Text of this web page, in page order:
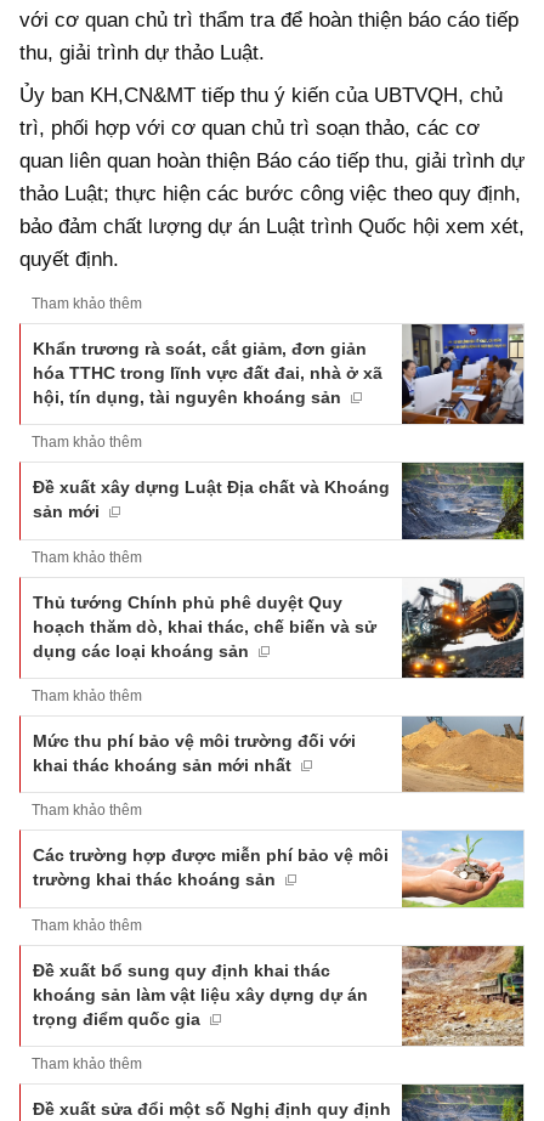
với cơ quan chủ trì thẩm tra để hoàn thiện báo cáo tiếp
thu, giải trình dự thảo Luật.
Ủy ban KH,CN&MT tiếp thu ý kiến của UBTVQH, chủ
trì, phối hợp với cơ quan chủ trì soạn thảo, các cơ
quan liên quan hoàn thiện Báo cáo tiếp thu, giải trình dự
thảo Luật; thực hiện các bước công việc theo quy định,
bảo đảm chất lượng dự án Luật trình Quốc hội xem xét,
quyết định.
Tham khảo thêm
Khẩn trương rà soát, cắt giảm, đơn giản
hóa TTHC trong lĩnh vực đất đai, nhà ở xã
hội, tín dụng, tài nguyên khoáng sản
Tham khảo thêm
Đề xuất xây dựng Luật Địa chất và Khoáng
sản mới
Tham khảo thêm
Thủ tướng Chính phủ phê duyệt Quy
hoạch thăm dò, khai thác, chế biến và sử
dụng các loại khoáng sản
Tham khảo thêm
Mức thu phí bảo vệ môi trường đối với
khai thác khoáng sản mới nhất
Tham khảo thêm
Các trường hợp được miễn phí bảo vệ môi
trường khai thác khoáng sản
Tham khảo thêm
Đề xuất bổ sung quy định khai thác
khoáng sản làm vật liệu xây dựng dự án
trọng điểm quốc gia
Tham khảo thêm
Đề xuất sửa đổi một số Nghị định quy định